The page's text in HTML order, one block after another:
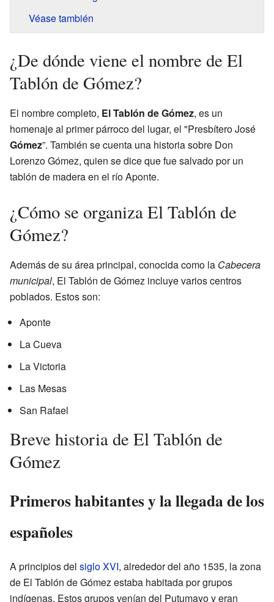
Véase también
¿De dónde viene el nombre de El
Tablón de Gómez?
El nombre completo, El Tablón de Gómez, es un
homenaje al primer párroco del lugar, el "Presbítero José
Gómez”. También se cuenta una historia sobre Don
Lorenzo Gómez, quien se dice que fue salvado por un
tablón de madera en el río Aponte.
¿Cómo se organiza El Tablón de
Gómez?
Además de su área principal, conocida como la Cabecera
municipal, El Tablón de Gómez incluye varios centros
poblados. Estos son:
Aponte
La Cueva
La Victoria
Las Mesas
San Rafael
Breve historia de El Tablón de
Gómez
Primeros habitantes y la llegada de los
españoles
A principios del siglo XVI, alrededor del año 1535, la zona
de El Tablón de Gómez estaba habitada por grupos
indígenas. Estos grupos venían del Putumayo y eran